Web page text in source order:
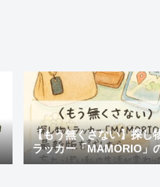
【もう無くさない】探し
ラッカー「MAMORIO」
新版を試したら、忘れっ